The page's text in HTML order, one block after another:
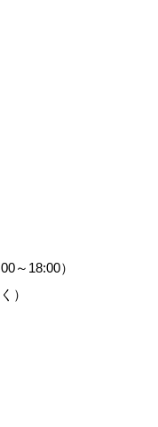
び特定個人情報
、当該業務の遂
利用目的は次の
～18:00）
）